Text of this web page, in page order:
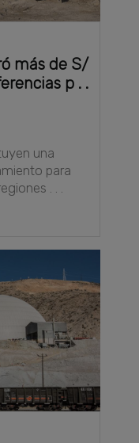
más de S/
p . .
una
para
. . .